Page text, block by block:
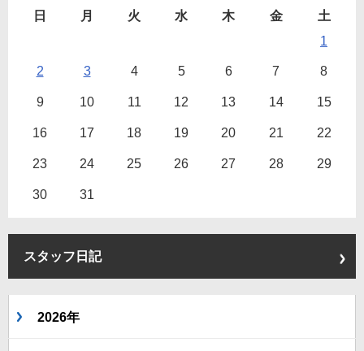
日 月 火 水 木 金
土
1
2 3 4 5 6 7 8
9 10 11 12 13 14 15
16 17 18 19 20 21 22
23 24 25 26 27 28 29
30 31
スタッフ日記
2026年